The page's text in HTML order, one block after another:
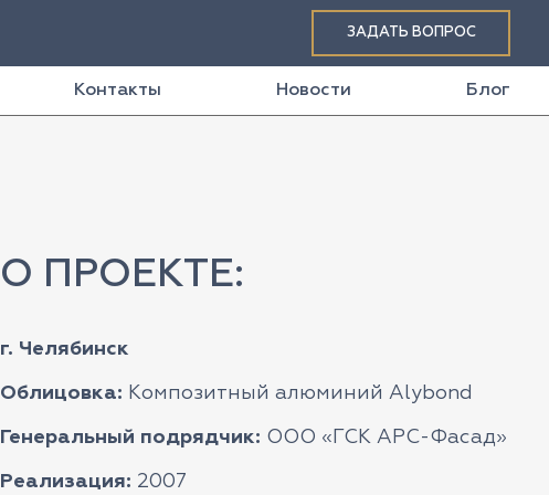
ЗАДАТЬ ВОПРОС
Контакты Новости Блог
О ПРОЕКТЕ:
г. Челябинск
Облицовка: Композитный алюминий Alybond
Генеральный подрядчик: ООО «ГСК АРС-Фасад»
Реализация: 2007